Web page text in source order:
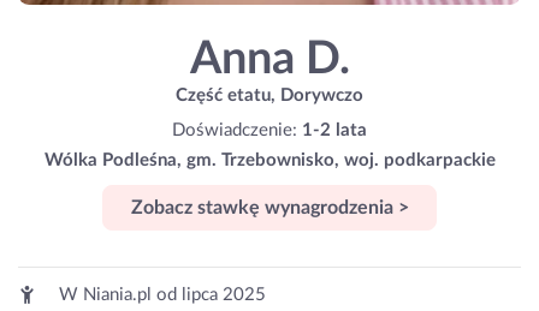
Anna D.
Część etatu, Dorywczo
Doświadczenie: 1-2 lata
Wólka Podleśna, gm. Trzebownisko, woj. podkarpackie
Zobacz stawkę wynagrodzenia >
W Niania.pl od
lipca 2025